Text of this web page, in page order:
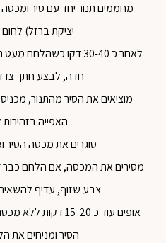
מחממים תנור יחד עם סיר
יציקת ברזל) לחום של 250
לאחר כ 30-40 דקו
חדה, לבצע חתך
מוציאים את הסיר מהתנור,
האפייה
סוגרים את מכסה הסיר
מסירים את המכסה, אם הלחם כבר
צבע שזוף, עדיף
אופים עוד כ 15-20
הסיר ומניחים את